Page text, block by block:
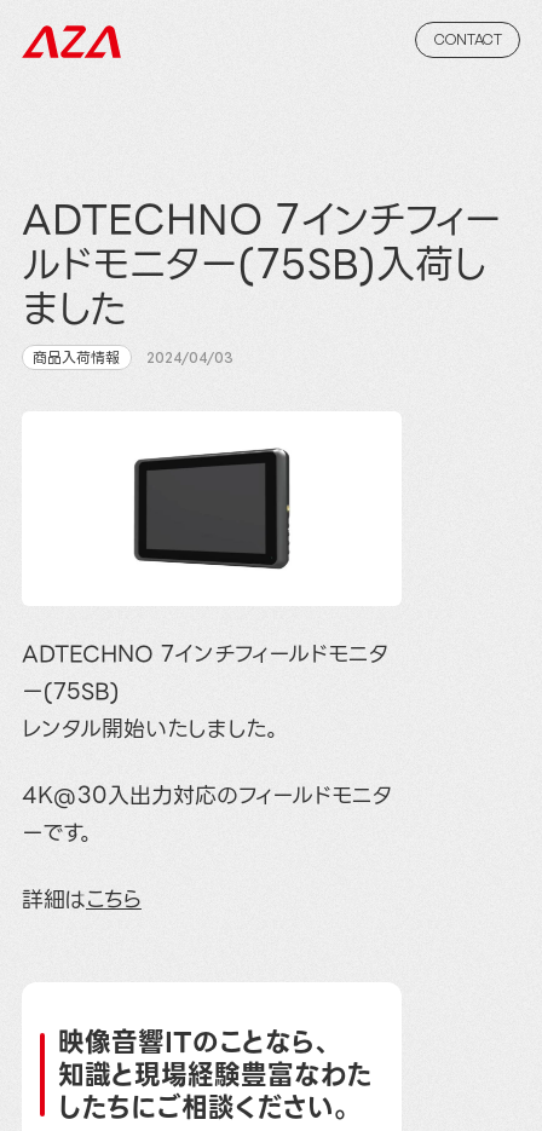
CONTACT
ADTECHNO 7インチフィー
ルドモニター(75SB)入荷し
ました
商品入荷情報 2024/04/03
ADTECHNO 7インチフィールドモニタ
ー(75SB)
レンタル開始いたしました。
4K@30入出力対応のフィールドモニタ
ーです。
詳細はこちら
映像音響ITのことなら、
知識と現場経験豊富なわた
したちにご相談ください。